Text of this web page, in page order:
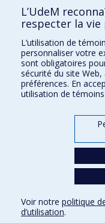
Comment soutenir le
BESOIN D'AIDE?
Plan du site
Signaler une erreur
Accessibilité
FACULTÉ DES ARTS ET
Nos départements et écoles
Conditions d’utilisation
L’UdeM
respecter la vie
L’utilisation de
personnaliser votre
sont obligatoires
sécurité du site
préférences. En
utilisation de
Voir notre politique
d’utilisation.